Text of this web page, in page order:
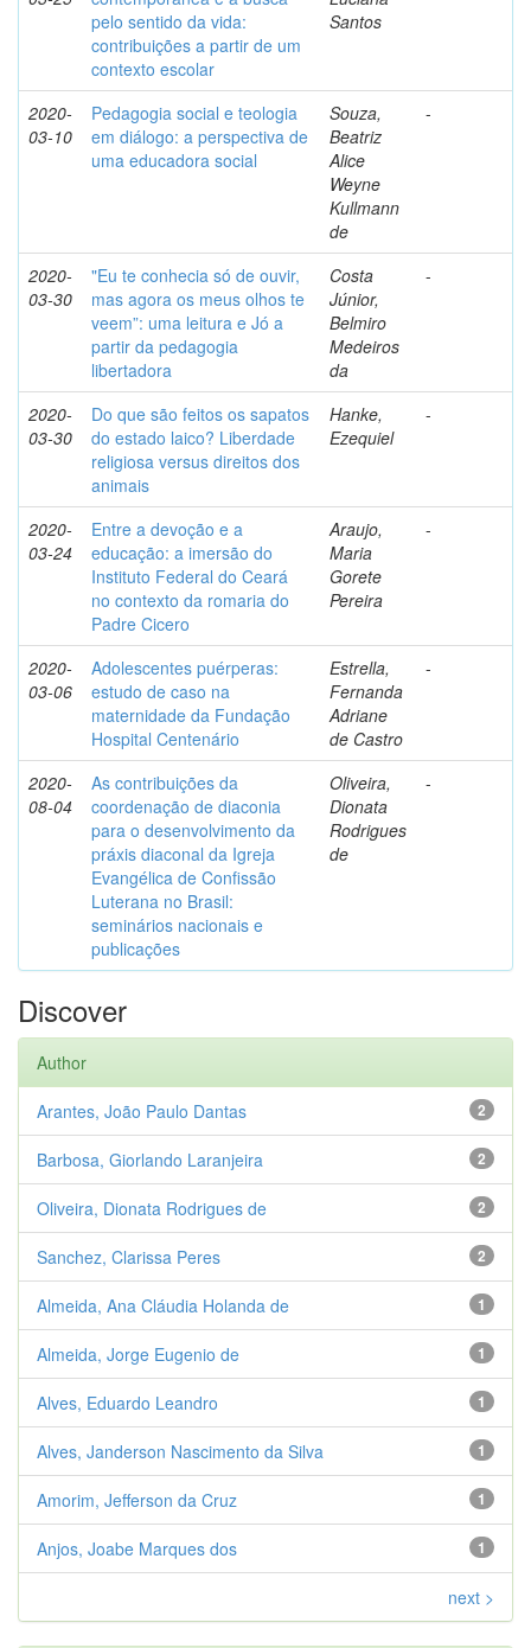
pelo sentido da vida:
contribuições a partir de um
contexto escolar
Santos
2020-
03-10
Pedagogia social e teologia
em diálogo: a perspectiva de
uma educadora social
Souza,
Beatriz
Alice
Weyne
Kullmann
de
-
2020-
03-30
"Eu te conhecia só de ouvir,
mas agora os meus olhos te
veem”: uma leitura e Jó a
partir da pedagogia
libertadora
Costa
Júnior,
Belmiro
Medeiros
da
-
2020-
03-30
Do que são feitos os sapatos
do estado laico? Liberdade
religiosa versus direitos dos
animais
Hanke,
Ezequiel
-
2020-
03-24
Entre a devoção e a
educação: a imersão do
Instituto Federal do Ceará
no contexto da romaria do
Padre Cicero
Araujo,
Maria
Gorete
Pereira
-
2020-
03-06
Adolescentes puérperas:
estudo de caso na
maternidade da Fundação
Hospital Centenário
Estrella,
Fernanda
Adriane
de Castro
-
2020-
08-04
As contribuições da
coordenação de diaconia
para o desenvolvimento da
práxis diaconal da Igreja
Evangélica de Confissão
Luterana no Brasil:
seminários nacionais e
publicações
Oliveira,
Dionata
Rodrigues
de
-
Discover
Author
2
Arantes, João Paulo Dantas
2
Barbosa, Giorlando Laranjeira
2
Oliveira, Dionata Rodrigues de
2
Sanchez, Clarissa Peres
1
Almeida, Ana Cláudia Holanda de
1
Almeida, Jorge Eugenio de
1
Alves, Eduardo Leandro
1
Alves, Janderson Nascimento da Silva
1
Amorim, Jefferson da Cruz
1
Anjos, Joabe Marques dos
next >